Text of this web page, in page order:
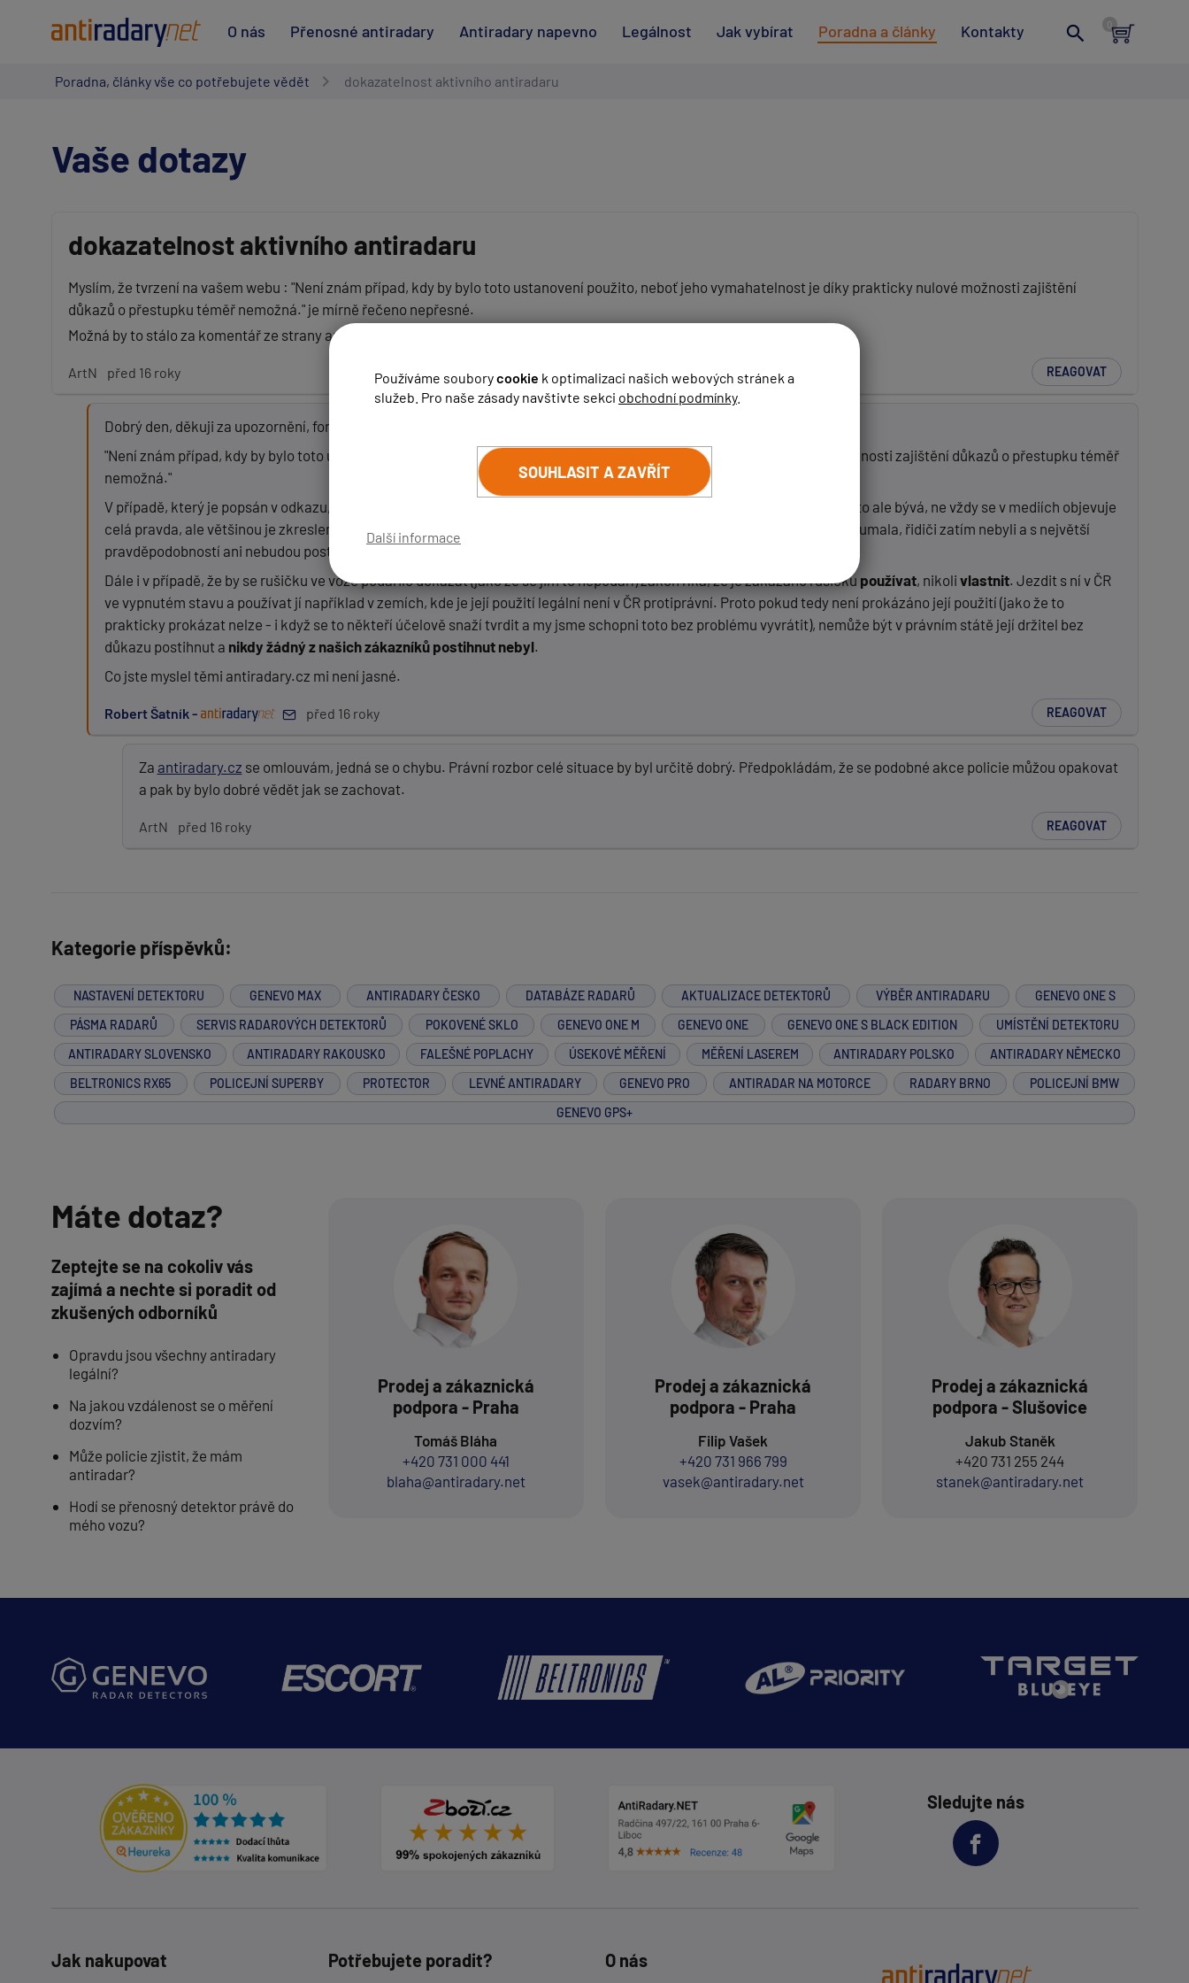
Používáme souborycookie k optimalizaci našich webových stránek a
služeb. Pro naše zásady navštivte sekci obchodní podmínky.
SOUHLASIT A ZAVŘÍT
Další informace
O nás Přenosné antiradary Antiradary napevno Legálnost Jak vybírat Poradna a články Kontakty
Poradna, články vše co potřebujete vědět dokazatelnost aktivního antiradaru
Vaše dotazy
Vaše jméno:
Váš e-mail:
Zpráva:
PŘIDAT PŘÍSPĚVEK
dokazatelnost aktivního antiradaru
Myslím, že tvrzení na vašem webu : "Není znám případ, kdy by bylo toto ustanovení použito, neboť jeho vymahatelnost je díky prakticky nulové možnosti zajištění
důkazů o přestupku téměř nemožná." je mírně řečeno nepřesné.
Možná by to stálo za komentář ze strany antiradary
ArtN před 16 roky REAGOVAT
Dobrý den, děkuji za upozornění, formulaci jsem pozměnil tak, aby byla stále aktuální.
"Není znám případ, kdy by bylo toto ustanovení
použito, neboť jeho vymahatelnost je díky prakticky nulové možnosti zajištění důkazů o přestupku téměř
nemožná."
V případě, který je popsán v odkazu, který jste zaslal nebyl postup policie, ani magistrátu v souladu se zákonem. Jak už to ale bývá, ne vždy se v mediích objevuje
celá pravda, ale většinou je zkreslená podle toho, kdo o uveřejnění má zájem. I přes to, že se v tomto případě vozidla zkoumala, řidiči zatím nebyli a s největší
pravděpodobností ani nebudou postihnuti. Více však až v právním rozboru, který připravujeme.
Dále i v případě, že by se rušičku ve voze podařilo dokázat (jako že se jim to nepodaří) zákon říká, že je zakázáno rušičku používat, nikoli vlastnit. Jezdit s ní v ČR
ve vypnutém stavu a používat jí například v zemích, kde je její použití legální není v ČR protiprávní. Proto pokud tedy není prokázáno její použití (jako že to
prakticky prokázat nelze - i když se to někteří účelově snaží tvrdit a my jsme schopni toto bez problému vyvrátit), nemůže být v právním státě její držitel bez
důkazu postihnut a nikdy žádný z našich zákazníků postihnut nebyl.
Co jste myslel těmi antiradary.cz mi není jasné.
Robert Šatník - před 16 roky REAGOVAT
Za antiradary.cz se omlouvám, jedná se o chybu. Právní rozbor celé situace by byl určitě dobrý. Předpokládám, že se podobné akce policie můžou opakovat
a pak by bylo dobré vědět jak se zachovat.
ArtN před 16 roky REAGOVAT
Kategorie příspěvků:
NASTAVENÍ DETEKTORU GENEVO MAX ANTIRADARY ČESKO DATABÁZE RADARŮ AKTUALIZACE DETEKTORŮ VÝBĚR ANTIRADARU
GENEVO ONE S
PÁSMA RADARŮ
SERVIS RADAROVÝCH DETEKTORŮ POKOVENÉ SKLO GENEVO ONE M GENEVO ONE GENEVO ONE S BLACK EDITION
UMÍSTĚNÍ DETEKTORU
ANTIRADARY SLOVENSKO
ANTIRADARY RAKOUSKO FALEŠNÉ POPLACHY ÚSEKOVÉ MĚŘENÍ MĚŘENÍ LASEREM ANTIRADARY POLSKO
ANTIRADARY NĚMECKO
BELTRONICS RX65
POLICEJNÍ SUPERBY PROTECTOR LEVNÉ ANTIRADARY GENEVO PRO ANTIRADAR NA MOTORCE RADARY BRNO
POLICEJNÍ BMW
GENEVO GPS+
Máte dotaz?
Zeptejte se na cokoliv vás
zajímá a nechte si poradit od
zkušených odborníků
Opravdu jsou všechny antiradary
legální?
Na jakou vzdálenost se o měření
dozvím?
Může policie zjistit, že mám
antiradar?
Hodí se přenosný detektor právě do
mého vozu?
Prodej a zákaznická
podpora - Praha
Tomáš Bláha
+420 731 000 441
blaha@antiradary.net
Prodej a zákaznická
podpora - Praha
Filip Vašek
+420 731 966 799
vasek@antiradary.net
Prodej a zákaznická
podpora - Slušovice
Jakub Staněk
+420 731 255 244
stanek@antiradary.net
Sledujte nás
Jak nakupovat Potřebujete poradit? O nás